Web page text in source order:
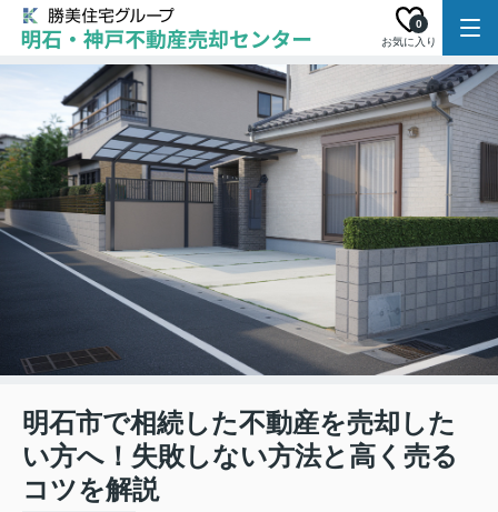
お気に入り
0
明石市で相続した不動産を売却した
い方へ！失敗しない方法と高く売る
コツを解説